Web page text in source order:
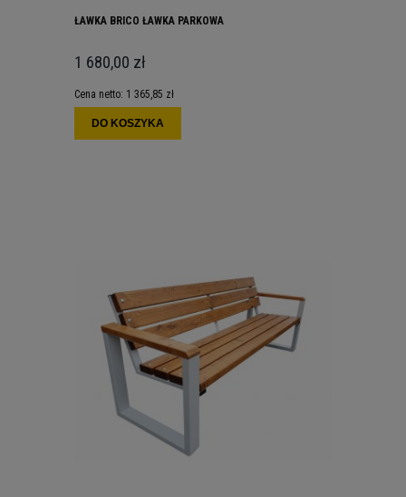
ŁAWKA BRICO ŁAWKA PARKOWA
1 680,00 zł
Cena netto: 1 365,85 zł
DO KOSZYKA